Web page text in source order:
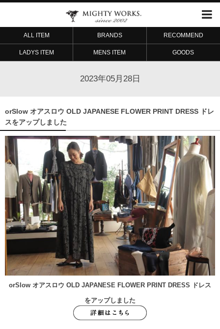
ALL ITEM BRANDS RECOMMEND
LADYS ITEM MENS ITEM GOODS
2023年05月28日
orSlow オアスロウ OLD JAPANESE FLOWER PRINT DRESS ドレ
スをアップしました
orSlow オアスロウ OLD JAPANESE FLOWER PRINT DRESS ドレス
をアップしました